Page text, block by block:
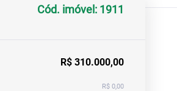
Cód. imóvel: 1911
R$ 310.000,00
R$ 0,00